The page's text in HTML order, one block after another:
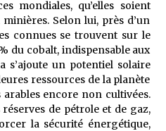
mondiales, qu’elles soient
Selon lui, près d’un
connues se trouvent sur le
du cobalt, indispensable aux
s’ajoute un potentiel solaire
ressources de la planète
encore non cultivées.
de pétrole et de gaz,
la sécurité énergétique,